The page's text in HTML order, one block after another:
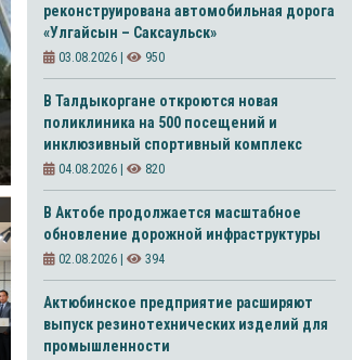
реконструирована автомобильная дорога
«Улгайсын – Саксаульск»
03.08.2026 | 950
В Талдыкоргане откроются новая
поликлиника на 500 посещений и
инклюзивный спортивный комплекс
04.08.2026 | 820
В Актобе продолжается масштабное
обновление дорожной инфраструктуры
02.08.2026 | 394
Актюбинское предприятие расширяют
выпуск резинотехнических изделий для
промышленности